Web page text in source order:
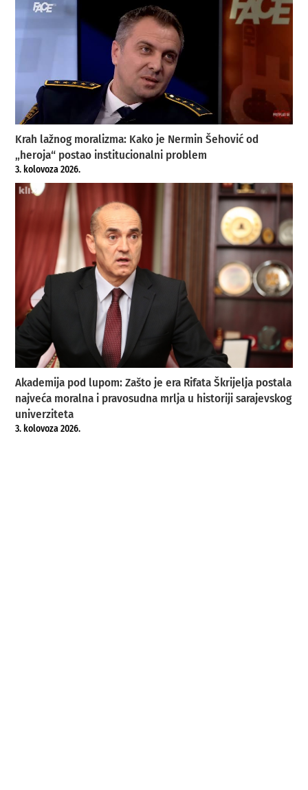
Krah lažnog moralizma: Kako je Nermin Šehović od
„heroja“ postao institucionalni problem
3. kolovoza 2026.
Akademija pod lupom: Zašto je era Rifata Škrijelja postala
najveća moralna i pravosudna mrlja u historiji sarajevskog
univerziteta
3. kolovoza 2026.